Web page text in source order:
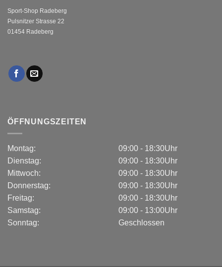
Sport-Shop Radeberg
Pulsnitzer Strasse 22
01454 Radeberg
ÖFFNUNGSZEITEN
Montag:
Dienstag:
Mittwoch:
Donnerstag:
Freitag:
Samstag:
Sonntag:
09:00 - 18:30Uhr
09:00 - 18:30Uhr
09:00 - 18:30Uhr
09:00 - 18:30Uhr
09:00 - 18:30Uhr
09:00 - 13:00Uhr
Geschlossen